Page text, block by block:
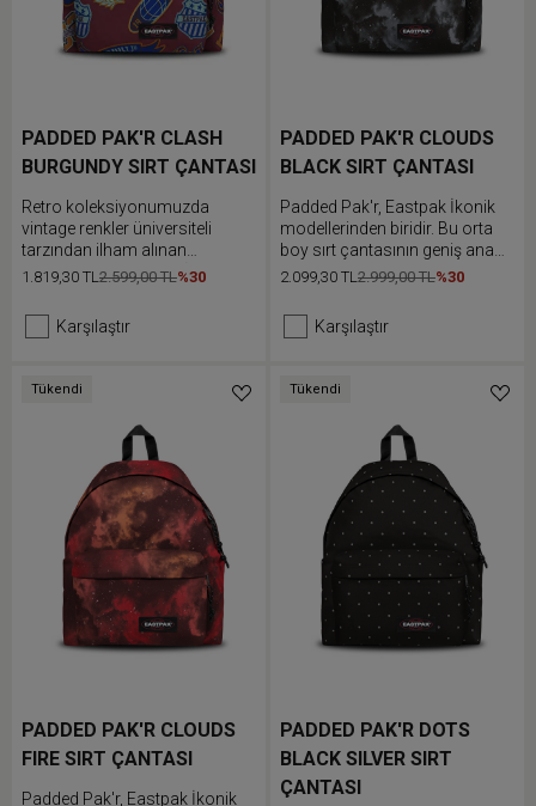
PADDED PAK'R CLASH
BURGUNDY SIRT ÇANTASI
Retro koleksiyonumuzda
vintage renkler üniversiteli
tarzından ilham alınan
görsellerle buluşuyor. İkonik
dolgulu omuz askıları ve
eşyalarına kolay erişim sunan
1.819,30 TL 2.599,00 TL%30
Karşılaştır
PADDED PAK'R CLOUDS
BLACK SIRT ÇANTASI
Padded Pak'r, Eastpak İkonik
modellerinden biridir. Bu orta
boy sırt çantasının geniş ana
bölmesi ve ön cebi bulunur.
günlük kullanımda ekstra
konfor sunar.
2.099,30 TL 2.999,00 TL%30
Karşılaştır
Tükendi
PADDED PAK'R CLOUDS
FIRE SIRT ÇANTASI
Padded Pak'r, Eastpak İkonik
Tükendi
PADDED PAK'R DOTS
BLACK SILVER SIRT
ÇANTASI